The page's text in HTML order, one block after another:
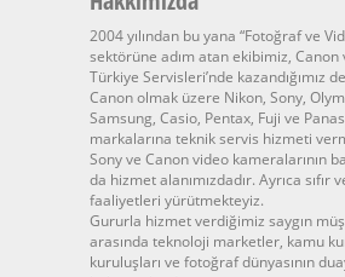
2004 yılından bu yana “Fotoğraf ve
sektörüne adım atan ekibimiz, Canon
Türkiye Servisleri’nde kazandığımız
Canon olmak üzere Nikon, Sony,
Samsung, Casio, Pentax, Fuji ve
markalarına teknik servis hizmeti
Sony ve Canon video kameralarının
da hizmet alanımızdadır. Ayrıca sıfır
faaliyetleri yürütmekteyiz.
Gururla hizmet verdiğimiz saygın
arasında teknoloji marketler, kamu
kuruluşları ve fotoğraf dünyasının